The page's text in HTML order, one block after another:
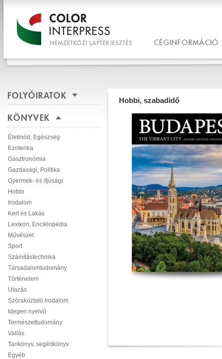
CÉGINFORMÁCIÓ
FOLYÓIRATOK
KÖNYVEK
Életmód, Egészség
Ezoterika
Gasztronómia
Gazdasági, Politika
Gyermek- és ifjúsági
Hobbi
Irodalom
Kert és Lakás
Lexikon, Enciklopédia
Művészet
Sport
Számítástechnika
Társadalomtudomány
Történelem
Utazás
Szórakoztató irodalom
Idegen nyelvű
Természettudomány
Vallás
Tankönyv, segédkönyv
Egyéb
Hobbi, szabadidő